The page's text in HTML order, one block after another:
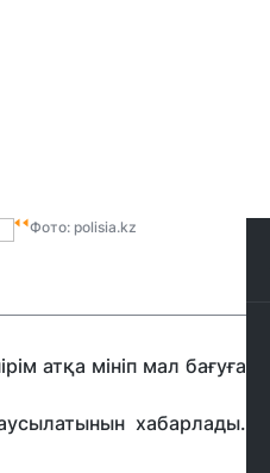
Фото: polisia.kz
атқа мініп мал бағуға
хабарлады.